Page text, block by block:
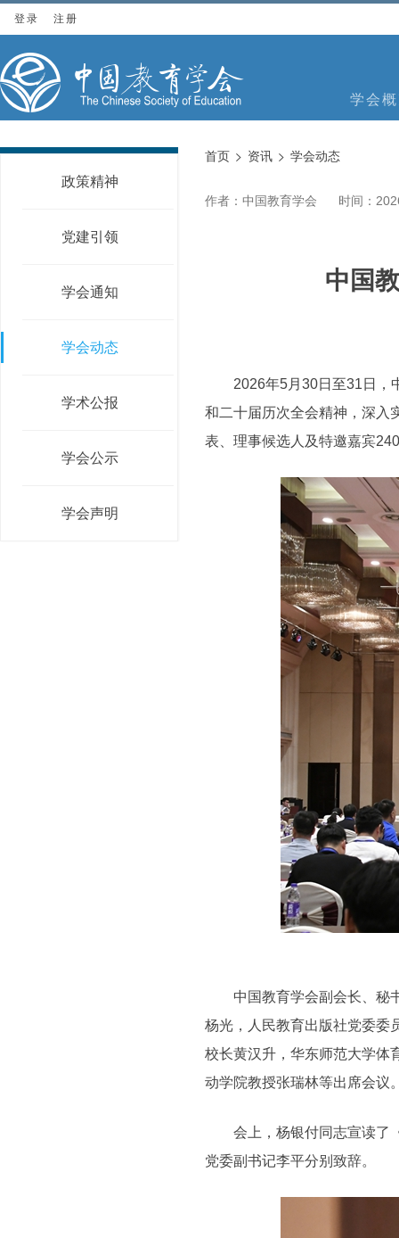
登录 注册
学会
政策精神
党建引领
学会通知
学会动态
学术公报
学会公示
学会声明
首页 资讯 学会动态
作者：中国教育学会 时间：
中国
2026年5月30日至31日，中
和二十届历次全会精神，深入
表、理事候选人及特邀嘉宾
中国教育学会副会长、秘书
杨光，人民教育出版社党委委
校长黄汉升，华东师范大学体
动学院教授张瑞林等出席会议
会上，杨银付同志宣读了《
党委副书记李平分别致辞。